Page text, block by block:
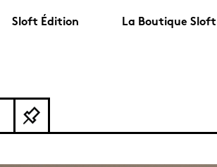
Sloft Édition La Boutique Sloft